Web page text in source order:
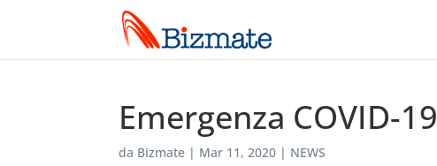
Emergenza COVID-19
da Bizmate | Mar 11, 2020 | NEWS